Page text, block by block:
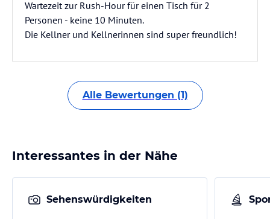
Wartezeit zur Rush-Hour für einen Tisch für 2
Personen - keine 10 Minuten.
Die Kellner und Kellnerinnen sind super freundlich!
Alle Bewertungen (1)
Interessantes in der Nähe
Sehenswürdigkeiten